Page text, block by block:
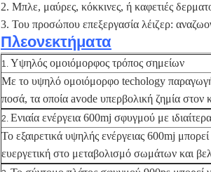
2. Μπλε, μαύρες, κόκκινες, ή καφετιές
3. Του προσώπου επεξεργασία λέιζερ:
Πλεονεκτήματα
1. Υψηλός ομοιόμορφος τρόπος σημείων
Με το υψηλό ομοιόμορφο techology
ποσά, τα οποία avode υπερβολική ζημία στον
2. Ενιαία ενέργεια 600mj σφυγμού με
Το εξαιρετικά υψηλής ενέργειας 600mj
ευεργετική στο μεταβολισμό σωμάτων και